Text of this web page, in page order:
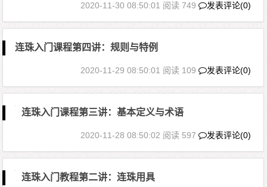
2020-11-30 08:50:01 阅读 749 发表评论(0)
连珠入门课程第四讲：规则与特例
2020-11-29 08:50:01 阅读 109 发表评论(0)
连珠入门课程第三讲：基本定义与术语
2020-11-28 08:50:02 阅读 597 发表评论(0)
连珠入门教程第二讲：连珠用具